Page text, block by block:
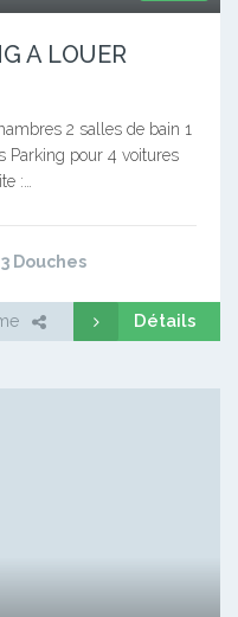
A LOUER
2 salles de bain 1
pour 4 voitures
:…
3 Douches
Détails